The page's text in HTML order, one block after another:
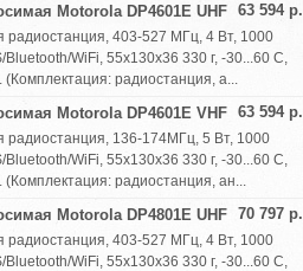
63 594 р.
Motorola DP4601E UHF
радиостанция, 403-527 МГц, 4 Вт, 1000
Bluetooth/WiFi, 55х130х36 330 г, -30...60 С,
(Комплектация: радиостанция, а...
63 594 р.
Motorola DP4601E VHF
радиостанция, 136-174МГц, 5 Вт, 1000
Bluetooth/WiFi, 55х130х36 330 г, -30...60 С,
(Комплектация: радиостанция, ан...
70 797 р.
Motorola DP4801E UHF
радиостанция, 403-527 МГц, 4 Вт, 1000
Bluetooth/WiFi, 55х130х36 330 г, -30...60 С,